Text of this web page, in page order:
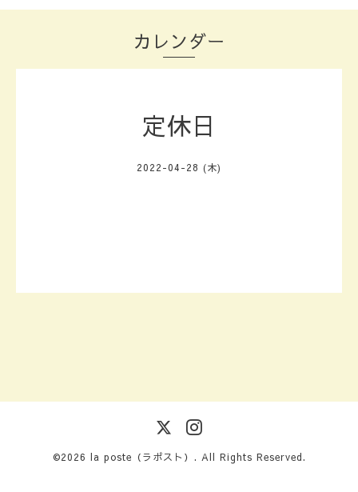
カレンダー
定休日
2022-04-28 (木)
©2026 la poste（ラポスト） . All Rights Reserved.